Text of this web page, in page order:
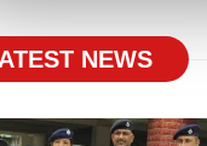
NEWS